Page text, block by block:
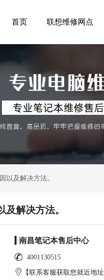
首页 联想维修网点
以及解决方法。
解决方法。
南昌笔记本售后中心
4001130515
【联系客服获取您就近地址